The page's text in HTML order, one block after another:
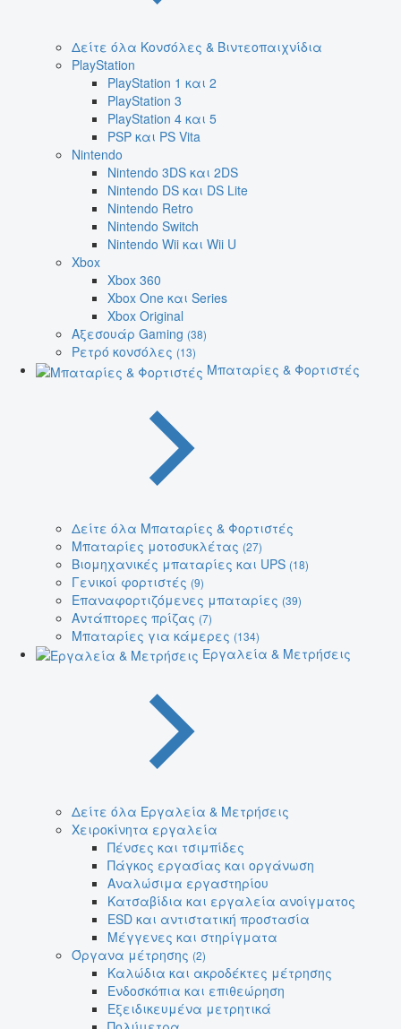
Δείτε όλα Κονσόλες & Βιντεοπαιχνίδια
PlayStation
PlayStation 1 και 2
PlayStation 3
PlayStation 4 και 5
PSP και PS Vita
Nintendo
Nintendo 3DS και 2DS
Nintendo DS και DS Lite
Nintendo Retro
Nintendo Switch
Nintendo Wii και Wii U
Xbox
Xbox 360
Xbox One και Series
Xbox Original
Αξεσουάρ Gaming (38)
Ρετρό κονσόλες (13)
Μπαταρίες & Φορτιστές
Δείτε όλα Μπαταρίες & Φορτιστές
Μπαταρίες μοτοσυκλέτας (27)
Βιομηχανικές μπαταρίες και UPS (18)
Γενικοί φορτιστές (9)
Επαναφορτιζόμενες μπαταρίες (39)
Αντάπτορες πρίζας (7)
Μπαταρίες για κάμερες (134)
Εργαλεία & Μετρήσεις
Δείτε όλα Εργαλεία & Μετρήσεις
Χειροκίνητα εργαλεία
Πένσες και τσιμπίδες
Πάγκος εργασίας και οργάνωση
Αναλώσιμα εργαστηρίου
Κατσαβίδια και εργαλεία ανοίγματος
ESD και αντιστατική προστασία
Μέγγενες και στηρίγματα
Όργανα μέτρησης (2)
Καλώδια και ακροδέκτες μέτρησης
Ενδοσκόπια και επιθεώρηση
Εξειδικευμένα μετρητικά